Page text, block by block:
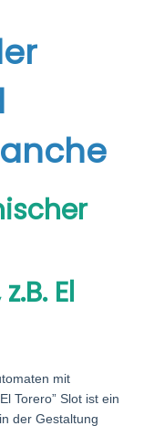
El
mit
Torero” Slot ist ein
der Gestaltung